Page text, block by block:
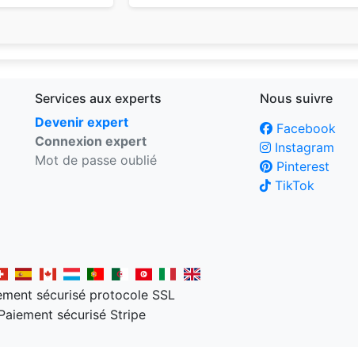
Services aux experts
Devenir expert
Connexion expert
Mot de passe oublié
Nous suivre
Facebook
Instagram
Pinterest
TikTok